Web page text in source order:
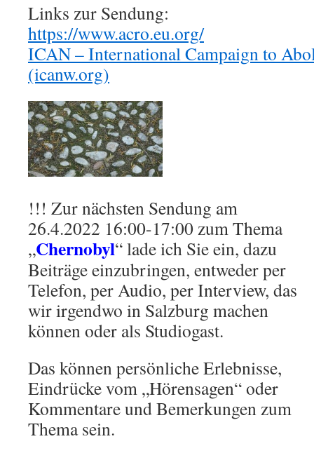
Links zur Sendung:
https://www.acro.eu.org/
ICAN – International Campaign to
(icanw.org)
!!! Zur nächsten Sendung am
26.4.2022 16:00-17:00 zum Thema
„Chernobyl“ lade ich Sie ein, dazu
Beiträge einzubringen, entweder per
Telefon, per Audio, per Interview, das
wir irgendwo in Salzburg machen
können oder als Studiogast.
Das können persönliche Erlebnisse,
Eindrücke vom „Hörensagen“ oder
Kommentare und Bemerkungen zum
Thema sein.